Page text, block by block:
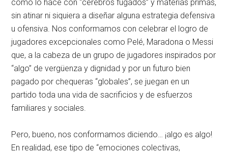
como lo hace con “cerebros fugados” y materias primas,
sin atinar ni siquiera a diseñar alguna estrategia defensiva
u ofensiva. Nos conformamos con celebrar el logro de
jugadores excepcionales como Pelé, Maradona o Messi
que, a la cabeza de un grupo de jugadores inspirados por
“algo” de vergüenza y dignidad y por un futuro bien
pagado por chequeras “globales”, se juegan en un
partido toda una vida de sacrificios y de esfuerzos
familiares y sociales.
Pero, bueno, nos conformamos diciendo… ¡algo es algo!
En realidad, ese tipo de “emociones colectivas,